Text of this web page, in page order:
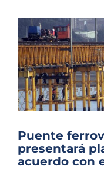
Puente
presentará
acuerdo con